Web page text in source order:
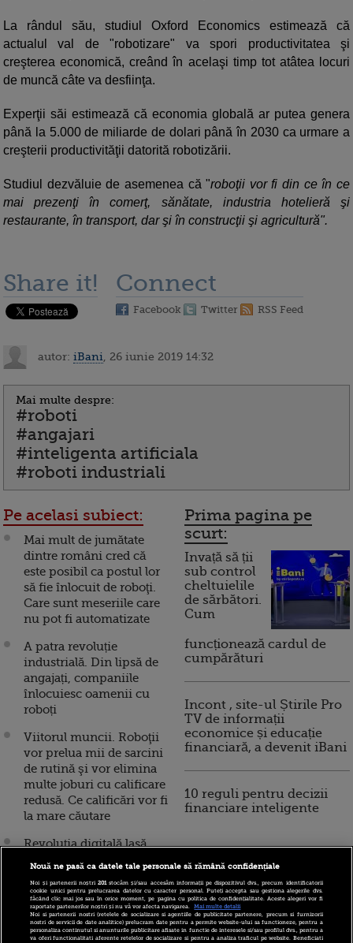
La rândul său, studiul Oxford Economics estimează că
actualul val de "robotizare" va spori productivitatea şi
creşterea economică, creând în acelaşi timp tot atâtea locuri
de muncă câte va desfiinţa.
Experţii săi estimează că economia globală ar putea genera
până la 5.000 de miliarde de dolari până în 2030 ca urmare a
creşterii productivităţii datorită robotizării.
Studiul dezvăluie de asemenea că "roboţii vor fi din ce în ce
mai prezenţi în comerţ, sănătate, industria hotelieră şi
restaurante, în transport, dar şi în construcţii şi agricultură".
Share it! Connect
Facebook Twitter RSS Feed
autor: iBani , 26 iunie 2019 14:32
Mai multe despre:
#roboti
#angajari
#inteligenta artificiala
#roboti industriali
Pe acelasi subiect:
Mai mult de jumătate
dintre români cred că
este posibil ca postul lor
să fie înlocuit de roboţi.
Care sunt meseriile care
nu pot fi automatizate
A patra revoluție
industrială. Din lipsă de
angajați, companiile
înlocuiesc oamenii cu
roboți
Viitorul muncii. Roboţii
vor prelua mii de sarcini
de rutină şi vor elimina
multe joburi cu calificare
redusă. Ce calificări vor fi
la mare căutare
Revoluția digitală lasă
oamenii fără joburi.
Suedia, înlocuiți cu
roboți. Autoritățile îi
asigură că nu vor rămâne
pe drumuri
Prima pagina pe
scurt:
Invață să ții
sub control
cheltuielile
de sărbători.
Cum
funcționează cardul de
cumpărături
Incont , site-ul Știrile Pro
TV de informații
economice și educație
financiară, a devenit iBani
10 reguli pentru decizii
financiare inteligente
Nouă ne pasă ca datele tale personale să rămână confidențiale
Noi și partenerii noștri201stocăm și/sau accesăm informații pe dispozitivul dvs., precum identificatorii
cookie unici pentru prelucrarea datelor cu caracter personal. Puteți accepta sau gestiona alegerile dvs.
făcând clic mai jos sau în orice moment, pe pagina cu politica de confidențialitate. Aceste alegeri vor fi
raportate partenerilor noștri și nu vă vor afecta navigarea.
Mai multe detalii
Noi si partenerii nostri (retelele de socializare si agentiile de publicitate partenere, precum si furnizorii
nostri de servicii de date analitice) prelucram date pentru a permite website-ului sa functioneze, pentru a
personaliza continutul si anunturile publicitare afisate in functie de interesele si/sau profilul dvs., pentru a
va oferi functionalitati aferente retelelor de socializare si pentru a analiza traficul pe website. Beneficiati